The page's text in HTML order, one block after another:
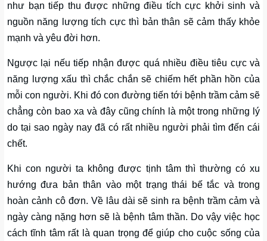
như bạn tiếp thu được những điều tích cực khởi sinh và
nguồn năng lượng tích cực thì bản thân sẽ cảm thấy khỏe
mạnh và yêu đời hơn.
Ngược lại nếu tiếp nhận được quá nhiều điều tiêu cực và
năng lượng xấu thì chắc chắn sẽ chiếm hết phần hồn của
mỗi con người. Khi đó con đường tiến tới bệnh trầm cảm sẽ
chẳng còn bao xa và đây cũng chính là một trong những lý
do tại sao ngày nay đã có rất nhiều người phải tìm đến cái
chết.
Khi con người ta không được tịnh tâm thì thường có xu
hướng đưa bản thân vào một trạng thái bế tắc và trong
hoàn cảnh cô đơn. Về lâu dài sẽ sinh ra bệnh trầm cảm và
ngày càng nặng hơn sẽ là bệnh tâm thần. Do vậy việc học
cách tĩnh tâm rất là quan trọng để giúp cho cuộc sống của